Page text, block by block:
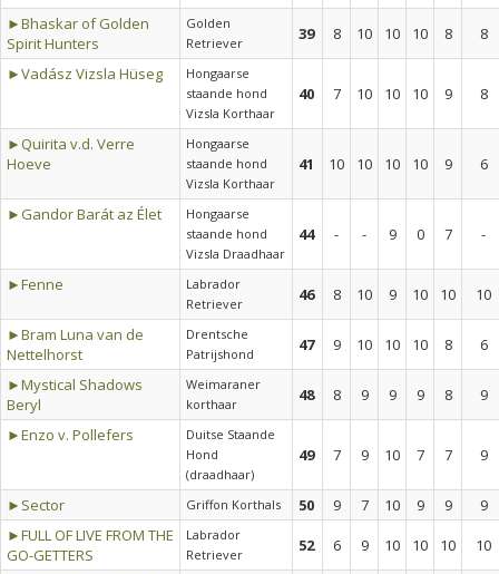
►Bhaskar of Golden
Spirit Hunters
Golden
Retriever
39 8 10 10 10 8
8
►Vadász Vizsla Hüseg
Hongaarse
staande hond
Vizsla Korthaar
40 7 10 10 10 9 8
►Quirita v.d. Verre
Hoeve
Hongaarse
staande hond
Vizsla Korthaar
41 10 10 10 10 9 6
►Gandor Barát az Élet
Hongaarse
staande hond
Vizsla Draadhaar
44 - - 9 0 7 -
►Fenne
Labrador
Retriever
46 8 10 9 10 10
10
►Bram Luna van de
Nettelhorst
Drentsche
Patrijshond
47 9 10 10 10 8
6
►Mystical Shadows
Beryl
Weimaraner
korthaar
48 8 9 9 9 8
9
►Enzo v. Pollefers
Duitse Staande
Hond
(draadhaar)
49 7 9 10 7 7 9
►Sector Griffon Korthals 50 9 7 10 9 9
9
►FULL OF LIVE FROM THE
GO-GETTERS
Labrador
Retriever
52 6 9 10 10 10
10